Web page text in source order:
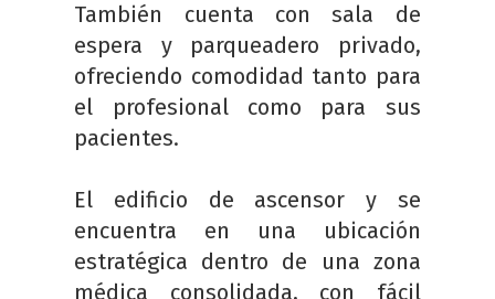
También cuenta con sala de
espera y parqueadero privado,
ofreciendo comodidad tanto para
el profesional como para sus
pacientes.
El edificio de ascensor y se
encuentra en una ubicación
estratégica dentro de una zona
médica consolidada, con fácil